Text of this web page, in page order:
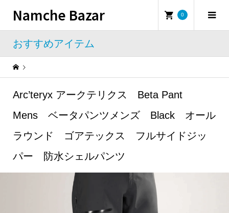
Namche Bazar 0
おすすめアイテム
Arc’teryx アークテリクス Beta Pant
Mens ベータパンツメンズ Black オール
ラウンド ゴアテックス フルサイドジッ
パー 防水シェルパンツ